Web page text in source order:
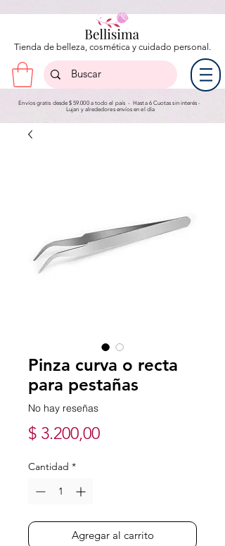
Tienda de belleza, cosmética y cuidado personal.
Envíos gratis desde $ 59.000 a todo el país - Hasta 6 Cuotas sin interés -
Lujan y alrededores envíos en el día
Pinza curva o recta
para pestañas
No hay reseñas
$ 3.200,00Precio
Cantidad *
Agregar al carrito